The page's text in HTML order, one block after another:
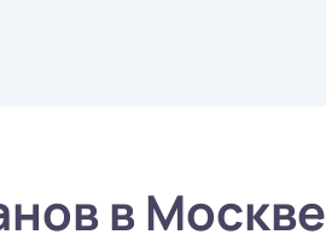
в Москве